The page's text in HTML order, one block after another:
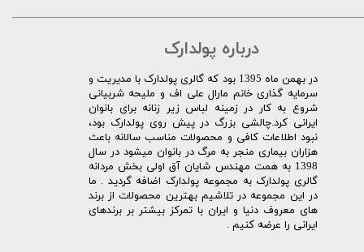
درباره پولدارک
در بهمن ماه 1395 بود که گالری پولدارک با مدیریت و
سرمایه گذاری خانم مارال علی اف و ملیحه شربیانی
شروع به کار در زمینه لباس زیر زنانه برای بانوان
ایرانی کرد.چالشی بزرگ در پیش روی پولدارک بود،
نبود اطلاعات کافی و محصولات مناسب سالانه باعث
هزاران بیماری منجر به مرگ در بانوان میشود در سال
1398 به همت مهندس شایان آق اولی بخش مردانه
گالری پولدارک به مجموعه پولدارک اضافه گردید . ما
در این مجموعه در تلاشیم بهترین محصولات از برند
های معروف دنیا و ایران با تمرکز بیشتر بر برندهای
ایرانی را عرضه کنیم .​​​​​​​